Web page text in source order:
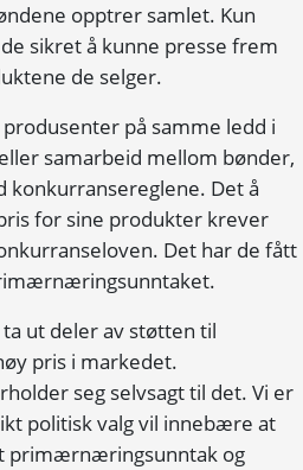
opptrer samlet. Kun
sikret å kunne presse frem
de selger.
på samme ledd i
samarbeid mellom bønder,
konkurransereglene. Det å
for sine produkter krever
. Det har de fått
ut deler av støtten til
pris i markedet.
seg selvsagt til det. Vi er
politisk valg vil innebære at
primærnæringsunntak og